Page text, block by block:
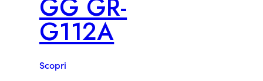
GG GR-
G112A
Scopri